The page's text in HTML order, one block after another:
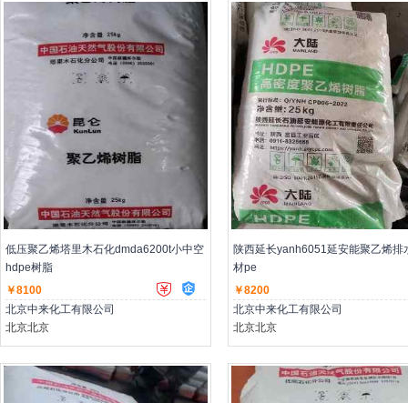
低压聚乙烯塔里木石化dmda6200t小中空
hdpe树脂
￥8100
北京中来化工有限公司
北京北京
陕西延长yanh6051延安能聚乙烯排
材pe
￥8200
北京中来化工有限公司
北京北京